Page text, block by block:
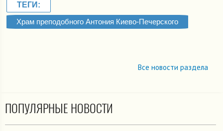
ТЕГИ:
Храм преподобного Антония Киево-Печерского
Все новости раздела
ПОПУЛЯРНЫЕ НОВОСТИ